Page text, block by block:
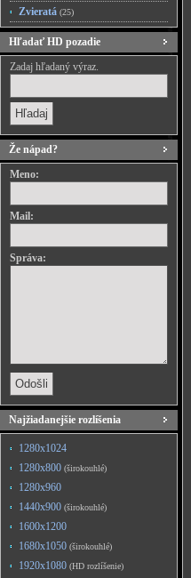
Zvieratá (25)
Hľadať HD pozadie
Zadaj hľadaný výraz.
Že nápad?
Meno:
Mail:
Správa:
Najžiadanejšie rozlíšenia
1280x1024
1280x800 (širokouhlé)
1280x960
1440x900 (širokouhlé)
1600x1200
1680x1050 (širokouhlé)
1920x1080 (HD rozlíšenie)